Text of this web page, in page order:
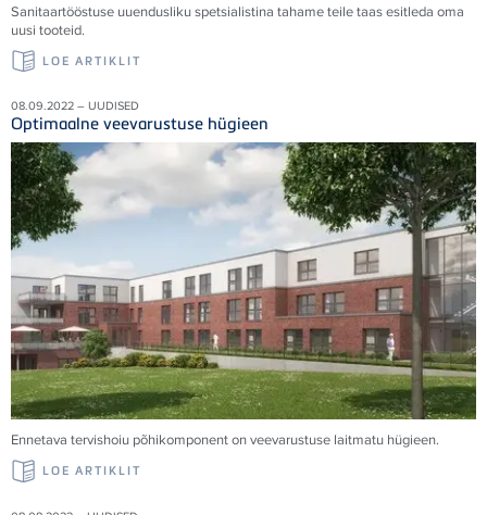
Sanitaartööstuse uuendusliku spetsialistina tahame teile taas esitleda oma
uusi tooteid.
LOE ARTIKLIT
08.09.2022 – UUDISED
Optimaalne veevarustuse hügieen
Ennetava tervishoiu põhikomponent on veevarustuse laitmatu hügieen.
LOE ARTIKLIT